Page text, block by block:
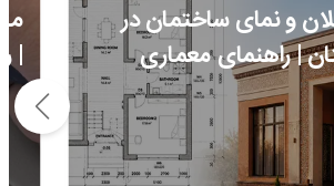
و نمای ساختمان در
| راهنمای معماری |